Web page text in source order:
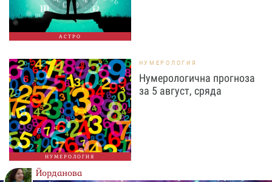
АСТРО
НУМЕРОЛОГИЯ
НУМЕРОЛОГИЯ
Нумерологична прогноза
за 5 август, сряда
Йорданова